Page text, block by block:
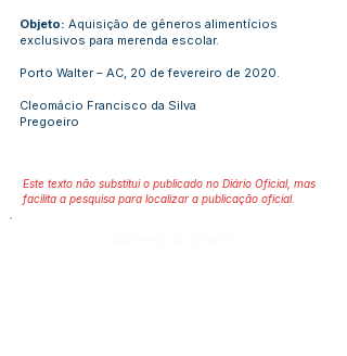
Objeto: Aquisição de gêneros alimentícios
exclusivos para merenda escolar.
Porto Walter – AC, 20 de fevereiro de 2020.
Cleomácio Francisco da Silva
Pregoeiro
Este texto não substitui o publicado no Diário Oficial, mas
facilita a pesquisa para localizar a publicação oficial.